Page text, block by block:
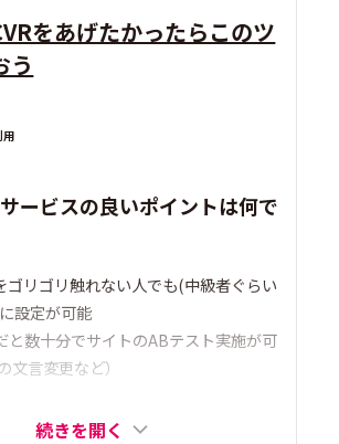
をあげたかったらこのツ
う
用
ービスの良いポイントは何で
ゴリゴリ触れない人でも(中級者ぐらい
設定が可能
と数十分でサイトのABテスト実施が可
文言変更など）
続きを開く